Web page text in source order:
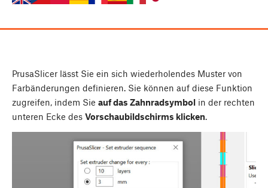
PrusaSlicer lässt Sie ein sich wiederholendes Muster von
Farbänderungen definieren. Sie können auf diese Funktion
zugreifen, indem Sie auf das Zahnradsymbol in der rechten
unteren Ecke des Vorschaubildschirms klicken.